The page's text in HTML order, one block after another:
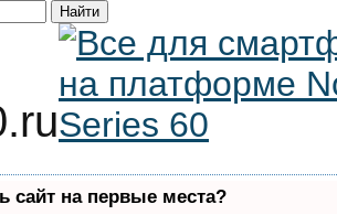
сайт на первые места?